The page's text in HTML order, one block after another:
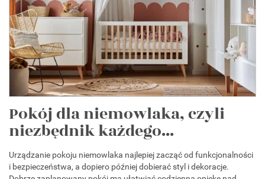
Pokój dla niemowlaka, czyli
niezbędnik każdego...
Urządzanie pokoju niemowlaka najlepiej zacząć od funkcjonalności
i bezpieczeństwa, a dopiero później dobierać styl i dekoracje.